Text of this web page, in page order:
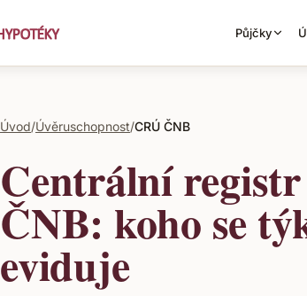
Půjčky
Úvod/Úvěruschopnost/CRÚ ČNB
Centrální
ČNB: koho se
eviduje